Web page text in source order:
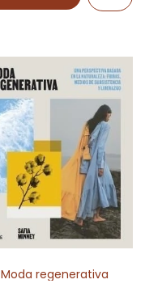
Moda regenerativa